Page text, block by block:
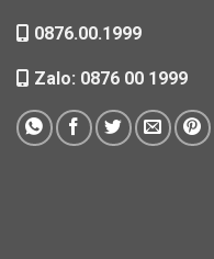
0876.00.1999
Zalo: 0876 00 1999